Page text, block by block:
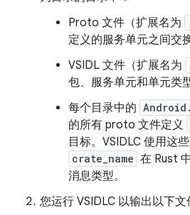
Proto 文件（扩展名为
定义的服务单元之间交
VSIDL 文件（扩展名为
包、服务单元和单元类
每个目录中的
的所有 proto 文件定义
目标。VSIDLC 使用这
crate_name 在 Rust
消息类型。
您运行 VSIDLC 以输出以下文